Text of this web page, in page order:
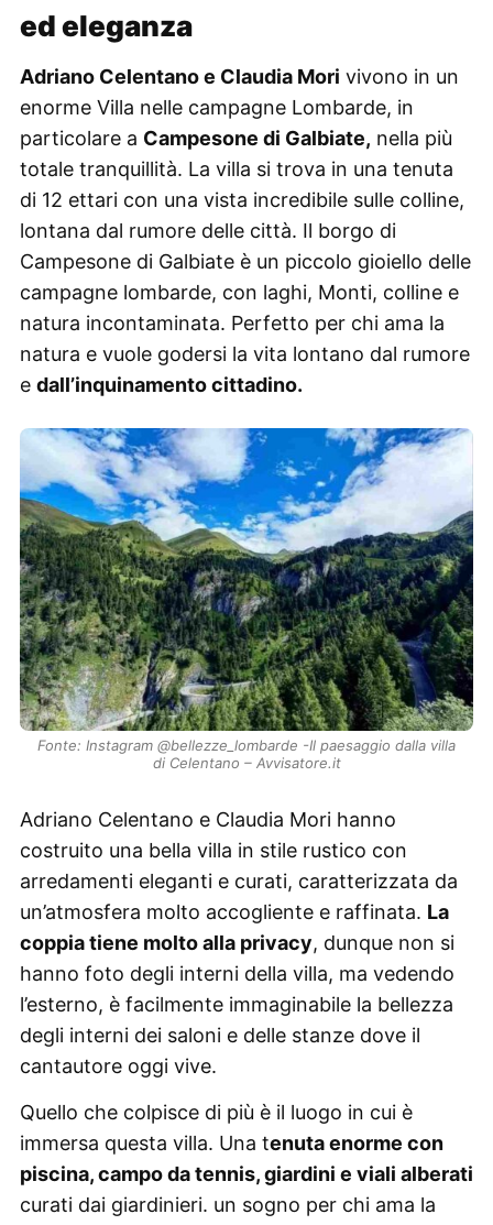
ed eleganza
Adriano Celentano e Claudia Mori vivono in un
enorme Villa nelle campagne Lombarde, in
particolare a Campesone di Galbiate, nella più
totale tranquillità. La villa si trova in una tenuta
di 12 ettari con una vista incredibile sulle colline,
lontana dal rumore delle città. Il borgo di
Campesone di Galbiate è un piccolo gioiello delle
campagne lombarde, con laghi, Monti, colline e
natura incontaminata. Perfetto per chi ama la
natura e vuole godersi la vita lontano dal rumore
e dall’inquinamento cittadino.
Fonte: Instagram @bellezze_lombarde -Il paesaggio dalla villa
di Celentano – Avvisatore.it
Adriano Celentano e Claudia Mori hanno
costruito una bella villa in stile rustico con
arredamenti eleganti e curati, caratterizzata da
un’atmosfera molto accogliente e raffinata. La
coppia tiene molto alla privacy, dunque non si
hanno foto degli interni della villa, ma vedendo
l’esterno, è facilmente immaginabile la bellezza
degli interni dei saloni e delle stanze dove il
cantautore oggi vive.
Quello che colpisce di più è il luogo in cui è
immersa questa villa. Una tenuta enorme con
piscina, campo da tennis, giardini e viali alberati
curati dai giardinieri. un sogno per chi ama la